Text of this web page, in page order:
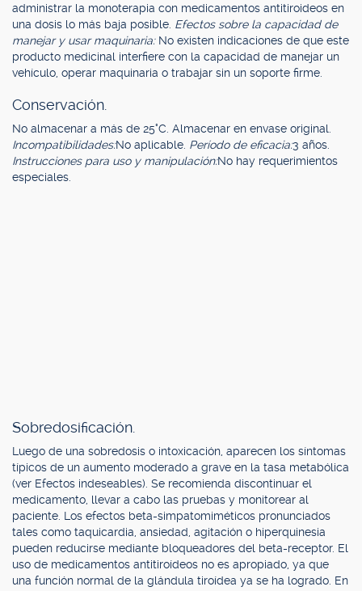
administrar la monoterapia con medicamentos antitiroideos en
una dosis lo más baja posible. Efectos sobre la capacidad de
manejar y usar maquinaria: No existen indicaciones de que este
producto medicinal interfiere con la capacidad de manejar un
vehículo, operar maquinaria o trabajar sin un soporte firme.
Conservación.
No almacenar a más de 25°C. Almacenar en envase original.
Incompatibilidades:No aplicable. Período de eficacia:3 años.
Instrucciones para uso y manipulación:No hay requerimientos
especiales.
Sobredosificación.
Luego de una sobredosis o intoxicación, aparecen los síntomas
típicos de un aumento moderado a grave en la tasa metabólica
(ver Efectos indeseables). Se recomienda discontinuar el
medicamento, llevar a cabo las pruebas y monitorear al
paciente. Los efectos beta-simpatomiméticos pronunciados
tales como taquicardia, ansiedad, agitación o hiperquinesia
pueden reducirse mediante bloqueadores del beta-receptor. El
uso de medicamentos antitiroídeos no es apropiado, ya que
una función normal de la glándula tiroídea ya se ha logrado. En